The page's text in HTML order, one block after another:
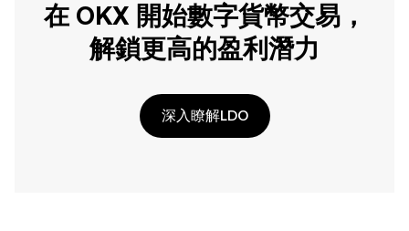
在 OKX 開始數字貨幣交易，
解鎖更高的盈利潛力
深入瞭解LDO